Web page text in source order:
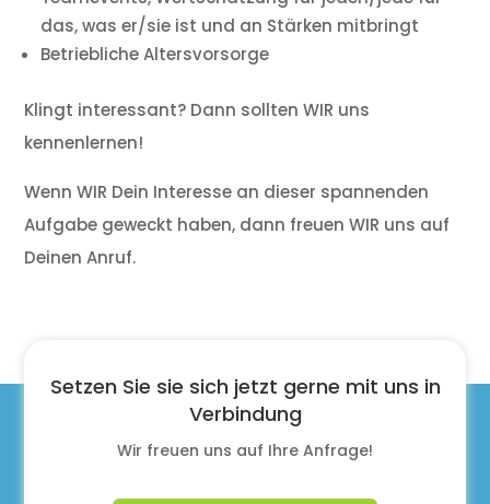
das, was er/sie ist und an Stärken mitbringt
Betriebliche Altersvorsorge
Klingt interessant? Dann sollten WIR uns
kennenlernen!
Wenn WIR Dein Interesse an dieser spannenden
Aufgabe geweckt haben, dann freuen WIR uns auf
Deinen Anruf.
Setzen Sie sie sich jetzt gerne mit uns in
Verbindung
Wir freuen uns auf Ihre Anfrage!